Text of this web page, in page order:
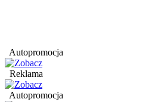
Autopromocja
Reklama
Autopromocja